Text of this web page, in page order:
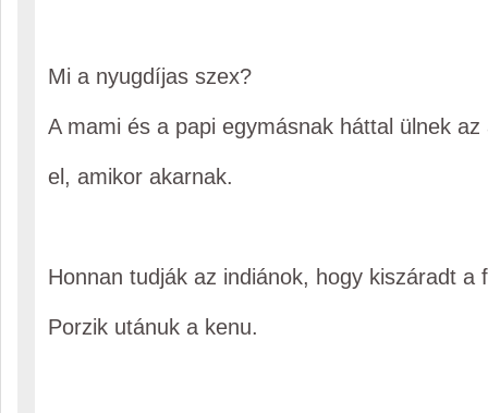
Mi a nyugdíjas szex?
A mami és a papi egymásnak háttal ülnek
el, amikor akarnak.
Honnan tudják az indiánok, hogy kiszáradt a
Porzik utánuk a kenu.